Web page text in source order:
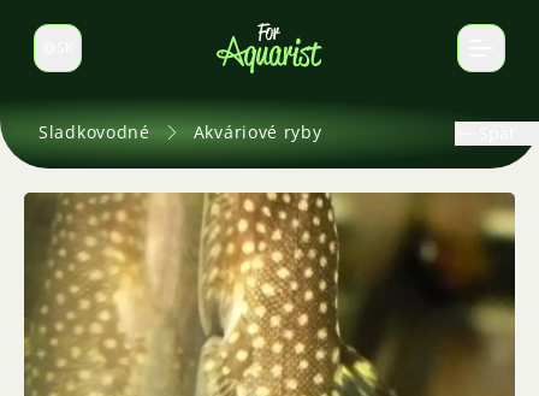
Prepnúť jazyk
Sladkovodné Akváriové ryby